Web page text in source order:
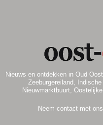
Nieuws en ontdekken in Oud
Zeeburgereiland,
Nieuwmarktbuurt,
Neem contact met